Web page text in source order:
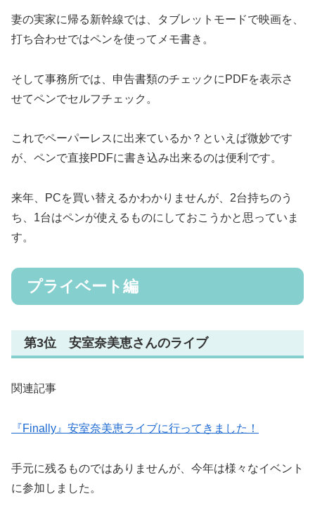
妻の実家に帰る新幹線では、タブレットモードで映画を、
打ち合わせではペンを使ってメモ書き。
そして事務所では、申告書類のチェックにPDFを表示さ
せてペンでセルフチェック。
これでペーパーレスに出来ているか？といえば微妙です
が、ペンで直接PDFに書き込み出来るのは便利です。
来年、PCを買い替えるかわかりませんが、2台持ちのう
ち、1台はペンが使えるものにしておこうかと思っていま
す。
プライベート編
第3位 安室奈美恵さんのライブ
関連記事
『Finally』安室奈美恵ライブに行ってきました！
手元に残るものではありませんが、今年は様々なイベント
に参加しました。